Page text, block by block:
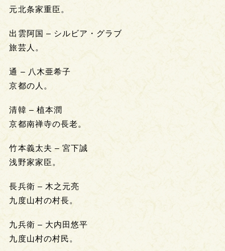
元北条家重臣。
出雲阿国 – シルビア・グラブ
旅芸人。
通 – 八木亜希子
京都の人。
清韓 – 植本潤
京都南禅寺の長老。
竹本義太夫 – 宮下誠
浅野家家臣。
長兵衛 – 木之元亮
九度山村の村長。
九兵衛 – 大内田悠平
九度山村の村民。